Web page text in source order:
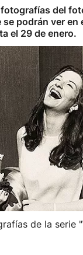
fotografías del
podrán ver en
el 29 de enero.
de la serie